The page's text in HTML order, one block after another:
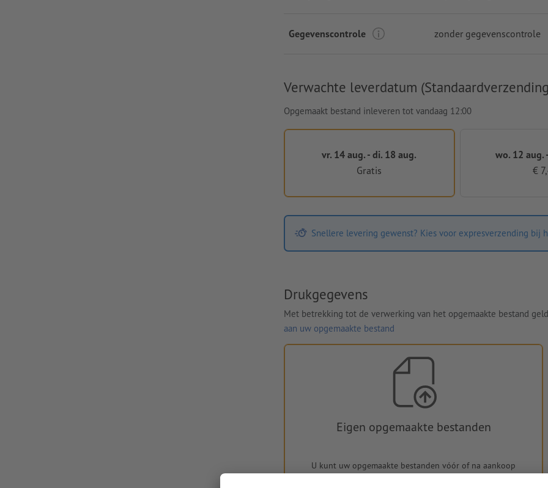
Gegevenscontrole zonder gegevenscontrole
Verwachte leverdatum
Opgemaakt bestand inleveren tot vandaag 12:00
vr. 14 aug. - di. 18 aug.
Gratis
wo. 12 aug.
€
Snellere levering gewenst? Kies voor expresverzending bij
Drukgegevens
Met betrekking tot de verwerking van het opgemaakte bestand
aan uw opgemaakte bestand
Eigen opgemaakte bestanden
U kunt uw opgemaakte bestanden vóór of na aankoop